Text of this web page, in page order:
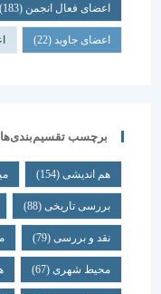
اعضای فعال انجمن(183)
اعضای جاوید(22) اعضای
برچسب تقسیم‌بندی‌های
هم اندیشی (154) میراث
بررسی تاریخی (88)
نقد و بررسی (79) معماری
محیط شهری(67) هویت